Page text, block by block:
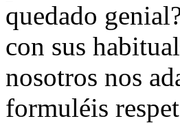
quedado
con sus
nosotros nos
formuléis